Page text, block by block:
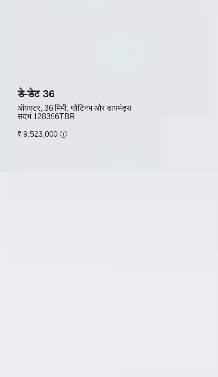
डे-डेट 36
ऑयस्टर, 36 मिमी, प्लैटिनम और डायमंड्स
संदर्भ 128396TBR
₹ 9,523,000